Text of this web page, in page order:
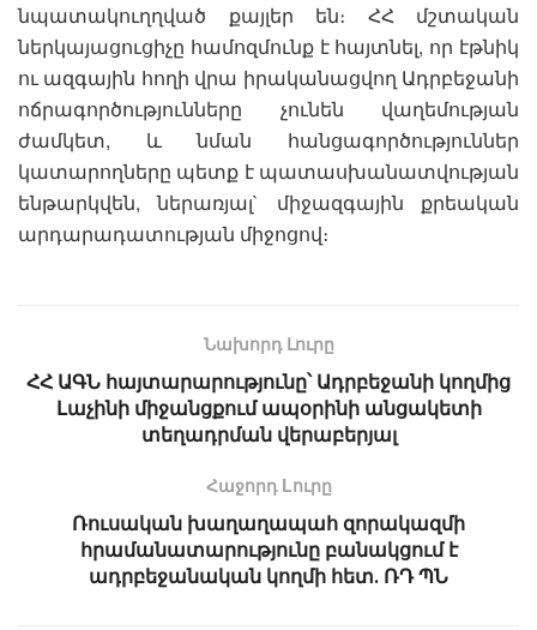
նպատակուղղված քայլեր են։ ՀՀ մշտական
ներկայացուցիչը համոզմունք է հայտնել, որ էթնիկ
ու ազգային հողի վրա իրականացվող Ադրբեջանի
ոճրագործությունները չունեն վաղեմության
ժամկետ, և նման հանցագործություններ
կատարողները պետք է պատասխանատվության
ենթարկվեն, ներառյալ` միջազգային քրեական
արդարադատության միջոցով։
Նախորդ Լուրը
ՀՀ ԱԳՆ հայտարարությունը՝ Ադրբեջանի կողմից
Լաչինի միջանցքում ապօրինի անցակետի
տեղադրման վերաբերյալ
Հաջորդ Lուրը
Ռուսական խաղաղապահ զորակազմի
հրամանատարությունը բանակցում է
ադրբեջանական կողմի հետ․ ՌԴ ՊՆ